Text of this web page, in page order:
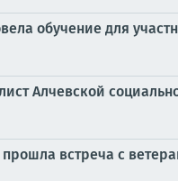
обучение для
Алчевской
встреча с